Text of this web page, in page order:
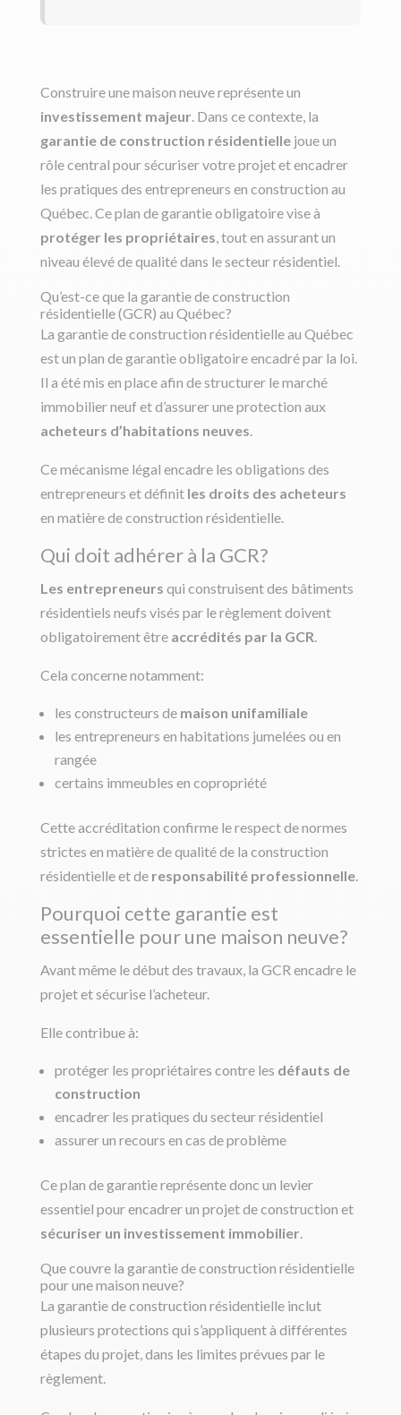
Construire une maison neuve représente un
investissement majeur. Dans ce contexte, la
garantie de construction résidentiellejoue un
rôle central pour sécuriser votre projet et encadrer
les pratiques des entrepreneurs en construction au
Québec. Ce plan de garantie obligatoire vise à
protéger les propriétaires, tout en assurant un
niveau élevé de qualité dans le secteur résidentiel.
Qu’est-ce que la garantie de construction
résidentielle (GCR) au Québec?
La garantie de construction résidentielle au Québec
est un plan de garantie obligatoire encadré par la loi.
Il a été mis en place afin de structurer le marché
immobilier neuf et d’assurer une protection aux
acheteurs d’habitations neuves.
Ce mécanisme légal encadre les obligations des
entrepreneurs et définit les droits des acheteurs
en matière de construction résidentielle.
Qui doit adhérer à la GCR?
Les entrepreneurs qui construisent des bâtiments
résidentiels neufs visés par le règlement doivent
obligatoirement être accrédités par la GCR.
Cela concerne notamment:
les constructeurs demaison unifamiliale
les entrepreneurs en habitations jumelées ou en
rangée
certains immeubles en copropriété
Cette accréditation confirme le respect de normes
strictes en matière de qualité de la construction
résidentielle et de responsabilité professionnelle.
Pourquoi cette garantie est
essentielle pour une maison neuve?
Avant même le début des travaux, la GCR encadre le
projet et sécurise l’acheteur.
Elle contribue à:
protéger les propriétaires contre les défauts de
construction
encadrer les pratiques du secteur résidentiel
assurer un recours en cas de problème
Ce plan de garantie représente donc un levier
essentiel pour encadrer un projet de construction et
sécuriser un investissement immobilier.
Que couvre la garantie de construction résidentielle
pour une maison neuve?
La garantie de construction résidentielle inclut
plusieurs protections qui s’appliquent à différentes
étapes du projet, dans les limites prévues par le
règlement.